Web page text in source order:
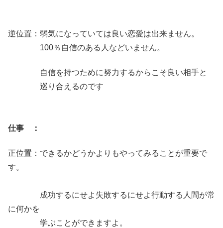
逆位置：弱気になっていては良い恋愛は出来ません。
100％自信のある人などいません。
自信を持つために努力するからこそ良い相手と
巡り合えるのです
仕事 ：
正位置：できるかどうかよりもやってみることが重要で
す。
成功するにせよ失敗するにせよ行動する人間が常
に何かを
学ぶことができますよ。